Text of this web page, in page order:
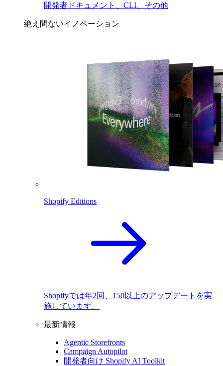
開発者ドキュメント、CLI、その他
絶え間ないイノベーション
Shopify Editions
Shopifyでは年2回、150以上のアップデートを実
施しています。
最新情報
Agentic Storefronts
Campaign Autopilot
開発者向け Shopify AI Toolkit